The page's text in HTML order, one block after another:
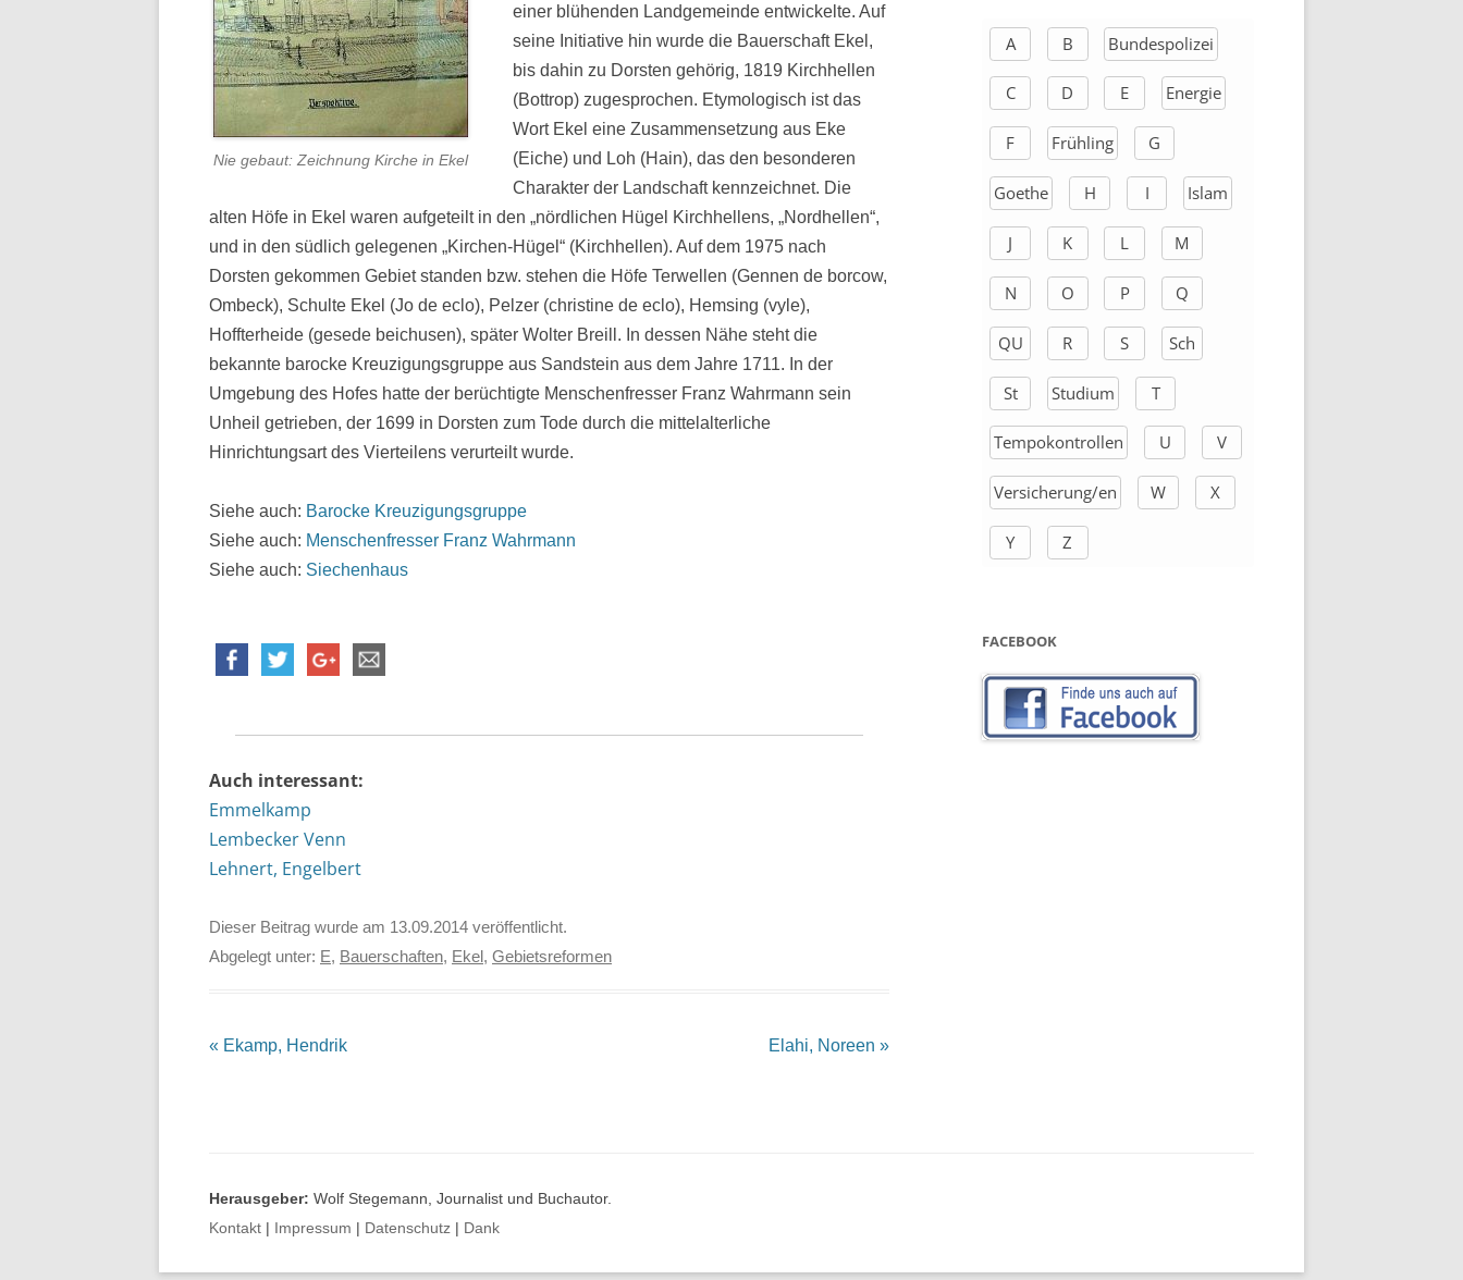
Nie gebaut: Zeichnung Kirche in Ekel
einer blühenden Landgemeinde entwickelte. Auf
seine Initiative hin wurde die Bauerschaft Ekel,
bis dahin zu Dorsten gehörig, 1819 Kirchhellen
(Bottrop) zugesprochen. Etymologisch ist das
Wort Ekel eine Zusammensetzung aus Eke
(Eiche) und Loh (Hain), das den besonderen
Charakter der Landschaft kennzeichnet. Die
alten Höfe in Ekel waren aufgeteilt in den „nördlichen Hügel Kirchhellens, „Nordhellen“,
und in den südlich gelegenen „Kirchen-Hügel“ (Kirchhellen). Auf dem 1975 nach
Dorsten gekommen Gebiet standen bzw. stehen die Höfe Terwellen (Gennen de borcow,
Ombeck), Schulte Ekel (Jo de eclo), Pelzer (christine de eclo), Hemsing (vyle),
Hoffterheide (gesede beichusen), später Wolter Breill. In dessen Nähe steht die
bekannte barocke Kreuzigungsgruppe aus Sandstein aus dem Jahre 1711. In der
Umgebung des Hofes hatte der berüchtigte Menschenfresser Franz Wahrmann sein
Unheil getrieben, der 1699 in Dorsten zum Tode durch die mittelalterliche
Hinrichtungsart des Vierteilens verurteilt wurde.
Siehe auch: Barocke Kreuzigungsgruppe
Siehe auch: Menschenfresser Franz Wahrmann
Siehe auch: Siechenhaus
Auch interessant:
Emmelkamp
Lembecker Venn
Lehnert, Engelbert
Dieser Beitrag wurde am 13.09.2014 veröffentlicht.
Abgelegt unter: E, Bauerschaften, Ekel , Gebietsreformen
Beitrags-
« Ekamp, Hendrik Elahi, Noreen »
h
A B Bundespolizei
C D E Energie
F Frühling G
Goethe H I Islam
J K L M
N O P Q
QU R S Sch
St Studium T
Tempokontrollen U V
Versicherung/en W X
Y Z
FACEBOOK
Herausgeber: Wolf Stegemann, Journalist und Buchautor.
Kontakt
Impressum Datenschutz Dank